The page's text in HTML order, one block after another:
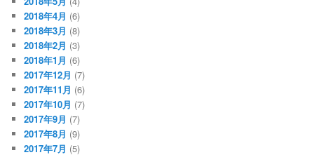
2018年4月 (6)
2018年3月 (8)
2018年2月 (3)
2018年1月 (6)
2017年12月 (7)
2017年11月 (6)
2017年10月 (7)
2017年9月 (7)
2017年8月 (9)
2017年7月 (5)